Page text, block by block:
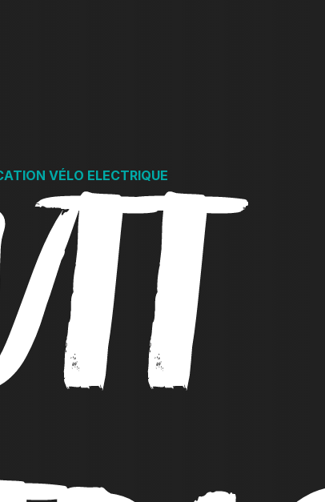
VÉLO ELECTRIQUE